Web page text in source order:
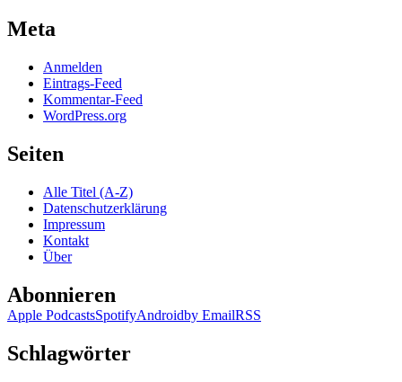
Meta
Anmelden
Eintrags-Feed
Kommentar-Feed
WordPress.org
Seiten
Alle Titel (A-Z)
Datenschutzerklärung
Impressum
Kontakt
Über
Abonnieren
Apple PodcastsSpotifyAndroidby EmailRSS
Schlagwörter